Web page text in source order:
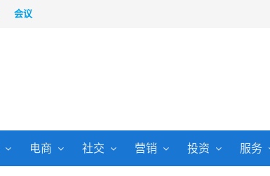
会议
电商 社交 营销 投资 服务